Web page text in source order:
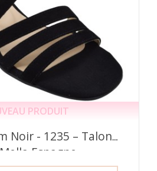
PRODUIT
Noir - 1235 – Talon 6
Espagne